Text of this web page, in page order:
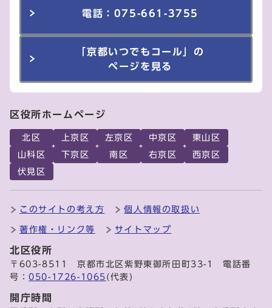
電話：075-661-3755
「京都いつでもコール」の
ページを見る
区役所ホームページ
北区 上京区 左京区 中京区
東山区
山科区
下京区 南区 右京区
西京区
伏見区
このサイトの考え方 個人情報の取扱い
著作権・リンク等 サイトマップ
北区役所
〒603-8511 京都市北区紫野東御所田町33-1 電話番
号：050-1726-1065 (代表)
開庁時間